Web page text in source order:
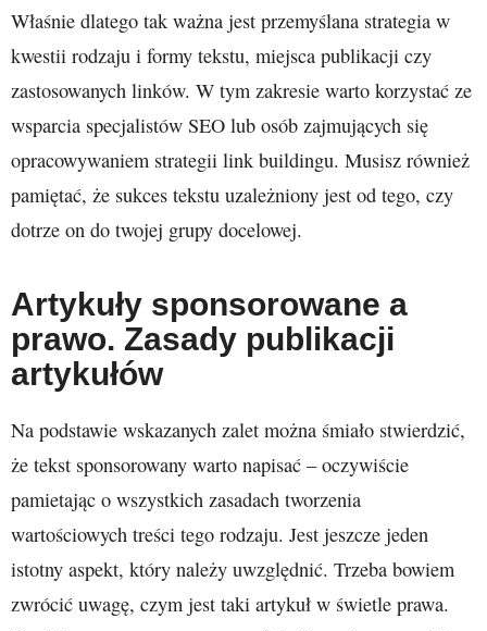
Właśnie dlatego tak ważna jest przemyślana strategia w
kwestii rodzaju i formy tekstu, miejsca publikacji czy
zastosowanych linków. W tym zakresie warto korzystać ze
wsparcia specjalistów SEO lub osób zajmujących się
opracowywaniem strategii link buildingu. Musisz również
pamiętać, że sukces tekstu uzależniony jest od tego, czy
dotrze on do twojej grupy docelowej.
Artykuły sponsorowane a
prawo. Zasady publikacji
artykułów
Na podstawie wskazanych zalet można śmiało stwierdzić,
że tekst sponsorowany warto napisać – oczywiście
pamietając o wszystkich zasadach tworzenia
wartościowych treści tego rodzaju. Jest jeszcze jeden
istotny aspekt, który należy uwzględnić. Trzeba bowiem
zwrócić uwagę, czym jest taki artykuł w świetle prawa.